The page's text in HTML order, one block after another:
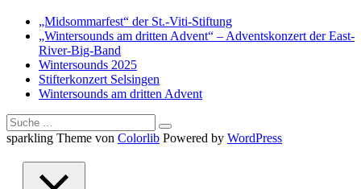
„Midsommarfest“ der St.-Viti-Stiftung
„Wintersounds am dritten Advent“ – Adventskonzert der East-
River-Big-Band
Wintersounds 2025
Stifterkonzert Selsingen
Wintersounds am dritten Advent
Suche
nach:
sparkling Theme von Colorlib Powered by WordPress